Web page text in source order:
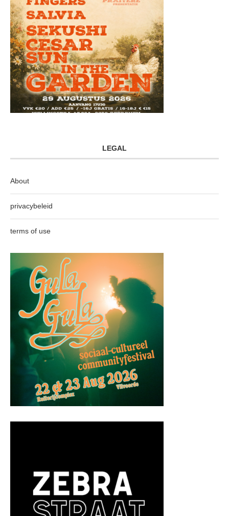
LEGAL
About
privacybeleid
terms of use